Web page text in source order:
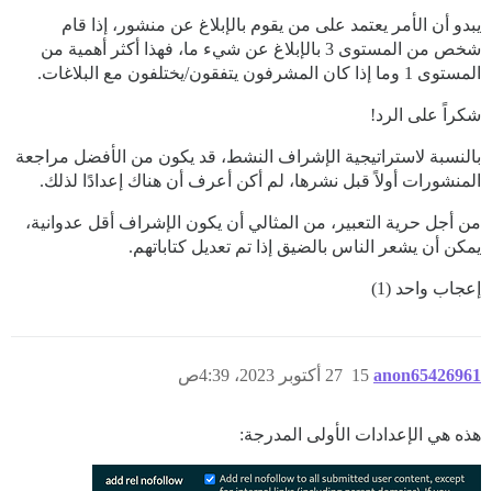
يبدو أن الأمر يعتمد على من يقوم بالإبلاغ عن منشور، إذا قام
شخص من المستوى 3 بالإبلاغ عن شيء ما، فهذا أكثر أهمية من
المستوى 1 وما إذا كان المشرفون يتفقون/يختلفون مع البلاغات.
شكراً على الرد!
بالنسبة لاستراتيجية الإشراف النشط، قد يكون من الأفضل مراجعة
المنشورات أولاً قبل نشرها، لم أكن أعرف أن هناك إعدادًا لذلك.
من أجل حرية التعبير، من المثالي أن يكون الإشراف أقل عدوانية،
يمكن أن يشعر الناس بالضيق إذا تم تعديل كتاباتهم.
إعجاب واحد (1)
anon65426961 27 أكتوبر 2023، 4:39ص 15
هذه هي الإعدادات الأولى المدرجة: